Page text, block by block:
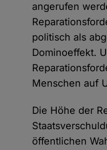
angerufen
politisch als
Dominoeffekt.
Menschen auf
Die Höhe der
öffentlichen